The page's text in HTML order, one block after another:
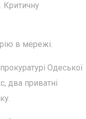
Критичну
в мережі.
Одеської
два приватні